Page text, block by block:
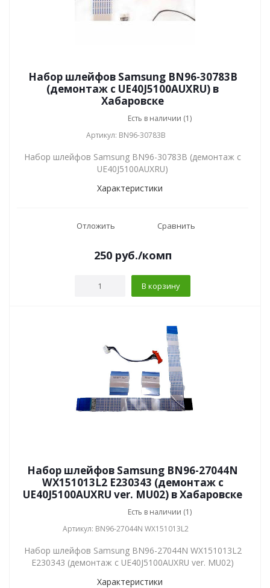
Набор шлейфов Samsung BN96-30783B
(демонтаж с UE40J5100AUXRU) в
Хабаровске
Есть в наличии (1)
Артикул: BN96-30783B
Набор шлейфов Samsung BN96-30783B (демонтаж с
UE40J5100AUXRU)
Характеристики
Отложить Сравнить
250 руб./комп
В корзину
Набор шлейфов Samsung BN96-27044N
WX151013L2 E230343 (демонтаж с
UE40J5100AUXRU ver. MU02) в Хабаровске
Есть в наличии (1)
Артикул: BN96-27044N WX151013L2
Набор шлейфов Samsung BN96-27044N WX151013L2
E230343 (демонтаж с UE40J5100AUXRU ver. MU02)
Характеристики